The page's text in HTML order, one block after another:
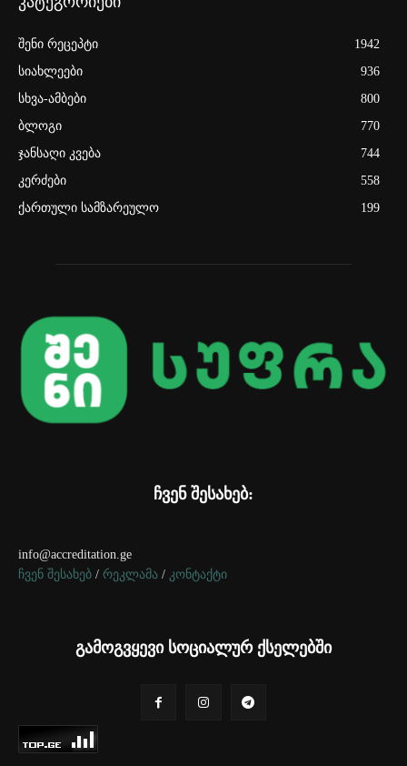
შენი რეცეპტი
1942
სიახლეები
936
სხვა-ამბები
800
ბლოგი
770
ჯანსაღი კვება
744
კერძები
558
ქართული სამზარეულო
199
ჩვენ შესახებ:
info@accreditation.ge
ჩვენ შესახებ / რეკლამა / კონტაქტი
გამოგვყევი სოციალურ ქსელებში